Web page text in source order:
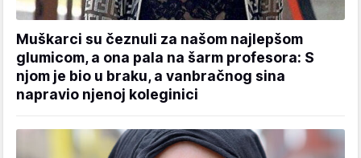
Muškarci su čeznuli za našom najlepšom
glumicom, a ona pala na šarm profesora: S
njom je bio u braku, a vanbračnog sina
napravio njenoj koleginici